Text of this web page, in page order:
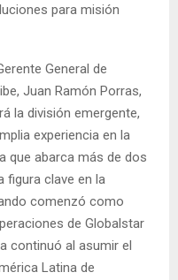
para misión
General de
Juan Ramón Porras,
la división emergente,
experiencia en la
que abarca más de dos
figura clave en la
comenzó como
de Globalstar
continuó al asumir el
Latina de